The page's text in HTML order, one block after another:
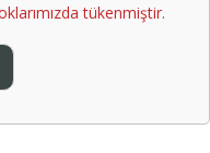
tükenmiştir.